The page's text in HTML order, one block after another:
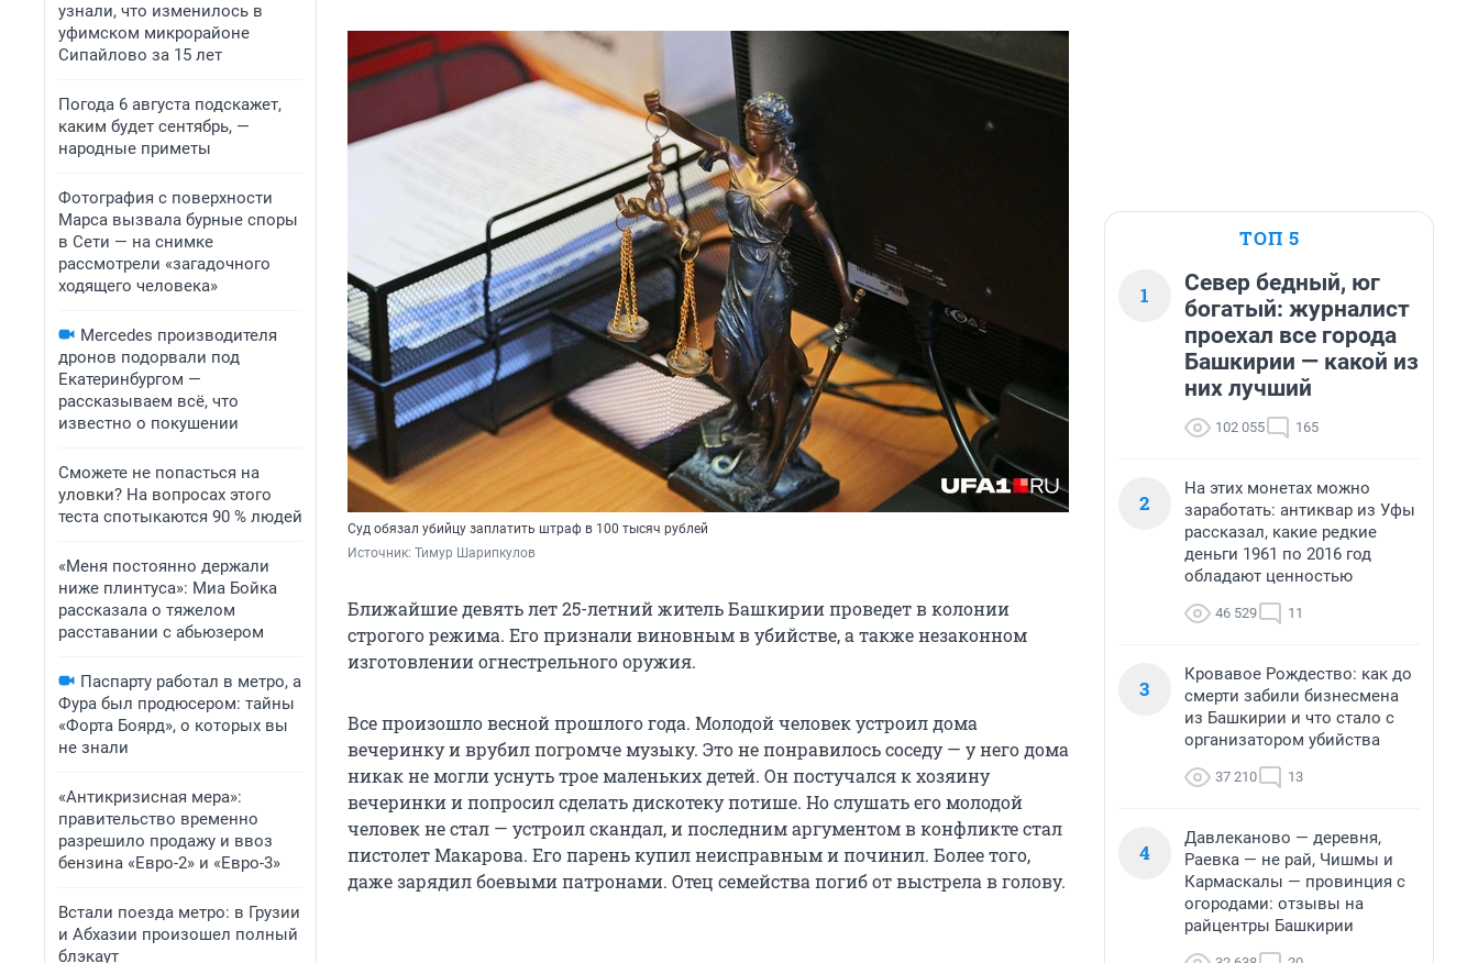
узнали, что изменилось в
уфимском микрорайоне
Сипайлово за 15 лет
Погода 6 августа подскажет,
каким будет сентябрь, —
народные приметы
Фотография с поверхности
Марса вызвала бурные споры
в Сети — на снимке
рассмотрели «загадочного
ходящего человека»
Mercedes производителя
дронов подорвали под
Екатеринбургом —
рассказываем всё, что
известно о покушении
Сможете не попасться на
уловки? На вопросах этого
теста спотыкаются 90 % людей
«Меня постоянно держали
ниже плинтуса»: Миа Бойка
рассказала о тяжелом
расставании с абьюзером
Паспарту работал в метро, а
Фура был продюсером: тайны
«Форта Боярд», о которых вы
не знали
«Антикризисная мера»:
правительство временно
разрешило продажу и ввоз
бензина «Евро-2» и «Евро-3»
Встали поезда метро: в Грузии
и Абхазии произошел полный
блэкаут
Суд обязал убийцу заплатить штраф в 100 тысяч рублей
Источник: Тимур Шарипкулов
Ближайшие девять лет 25-летний житель Башкирии проведет в колонии
строгого режима. Его признали виновным в убийстве, а также незаконном
изготовлении огнестрельного оружия.
Все произошло весной прошлого года. Молодой человек устроил дома
вечеринку и врубил погромче музыку. Это не понравилось соседу — у него дома
никак не могли уснуть трое маленьких детей. Он постучался к хозяину
вечеринки и попросил сделать дискотеку потише. Но слушать его молодой
человек не стал — устроил скандал, и последним аргументом в конфликте стал
пистолет Макарова. Его парень купил неисправным и починил. Более того,
даже зарядил боевыми патронами. Отец семейства погиб от выстрела в голову.
ТОП 5
1
Север бедный, юг
богатый: журналист
проехал все города
Башкирии — какой из
них лучший
102 055 165
2
На этих монетах можно
заработать: антиквар из Уфы
рассказал, какие редкие
деньги 1961 по 2016 год
обладают ценностью
46 529 11
3
Кровавое Рождество: как до
смерти забили бизнесмена
из Башкирии и что стало с
организатором убийства
37 210 13
4
Давлеканово — деревня,
Раевка — не рай, Чишмы и
Кармаскалы — провинция с
огородами: отзывы на
райцентры Башкирии